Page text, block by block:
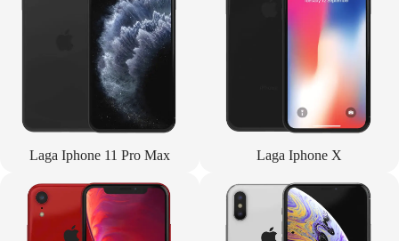
Laga Iphone 11 Pro Max Laga Iphone X